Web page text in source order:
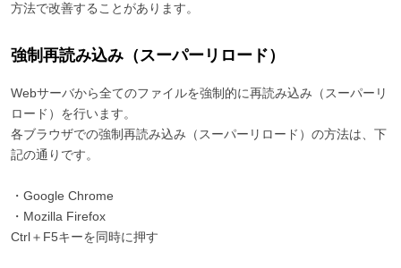
方法で改善することがあります。
強制再読み込み（スーパーリロード）
Webサーバから全てのファイルを強制的に再読み込み（スーパーリ
ロード）を行います。
各ブラウザでの強制再読み込み（スーパーリロード）の方法は、下
記の通りです。
・Google Chrome
・Mozilla Firefox
Ctrl＋F5キーを同時に押す